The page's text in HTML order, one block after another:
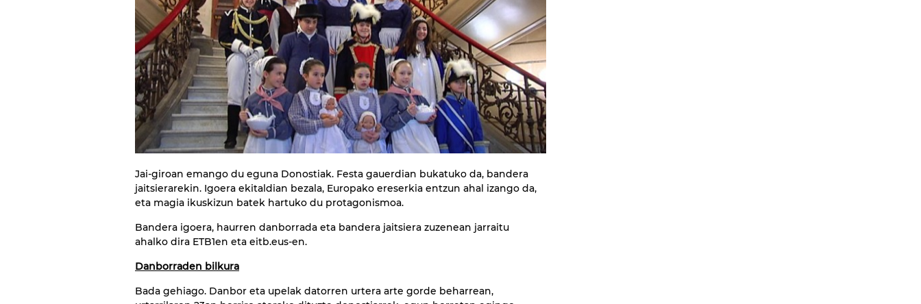
Jai-giroan emango du eguna Donostiak. Festa gauerdian bukatuko da, bandera
jaitsierarekin. Igoera ekitaldian bezala, Europako ereserkia entzun ahal izango da,
eta magia ikuskizun batek hartuko du protagonismoa.
Bandera igoera, haurren danborrada eta bandera jaitsiera zuzenean jarraitu
ahalko dira ETB1en eta eitb.eus-en.
Danborraden bilkura
Bada gehiago. Danbor eta upelak datorren urtera arte gorde beharrean,